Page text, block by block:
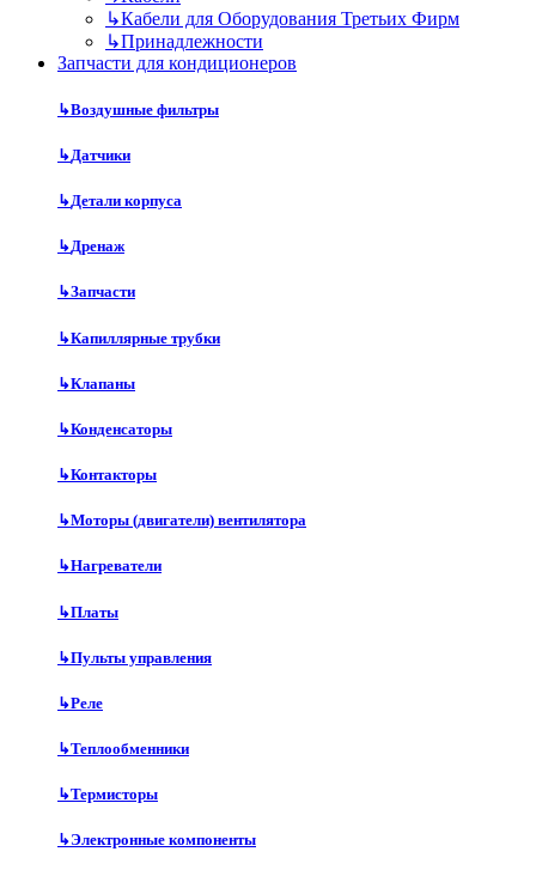
↳Кабели для Оборудования Третьих Фирм
↳Принадлежности
Запчасти для кондиционеров
↳Воздушные фильтры
↳Датчики
↳Детали корпуса
↳Дренаж
↳Запчасти
↳Капиллярные трубки
↳Клапаны
↳Конденсаторы
↳Контакторы
↳Моторы (двигатели) вентилятора
↳Нагреватели
↳Платы
↳Пульты управления
↳Реле
↳Теплообменники
↳Термисторы
↳Электронные компоненты